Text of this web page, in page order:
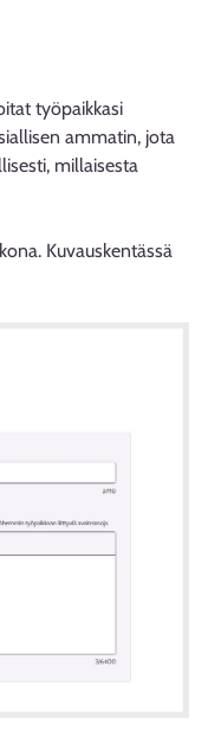
työpaikkasi
ammatin, jota
millaisesta
Kuvauskentässä